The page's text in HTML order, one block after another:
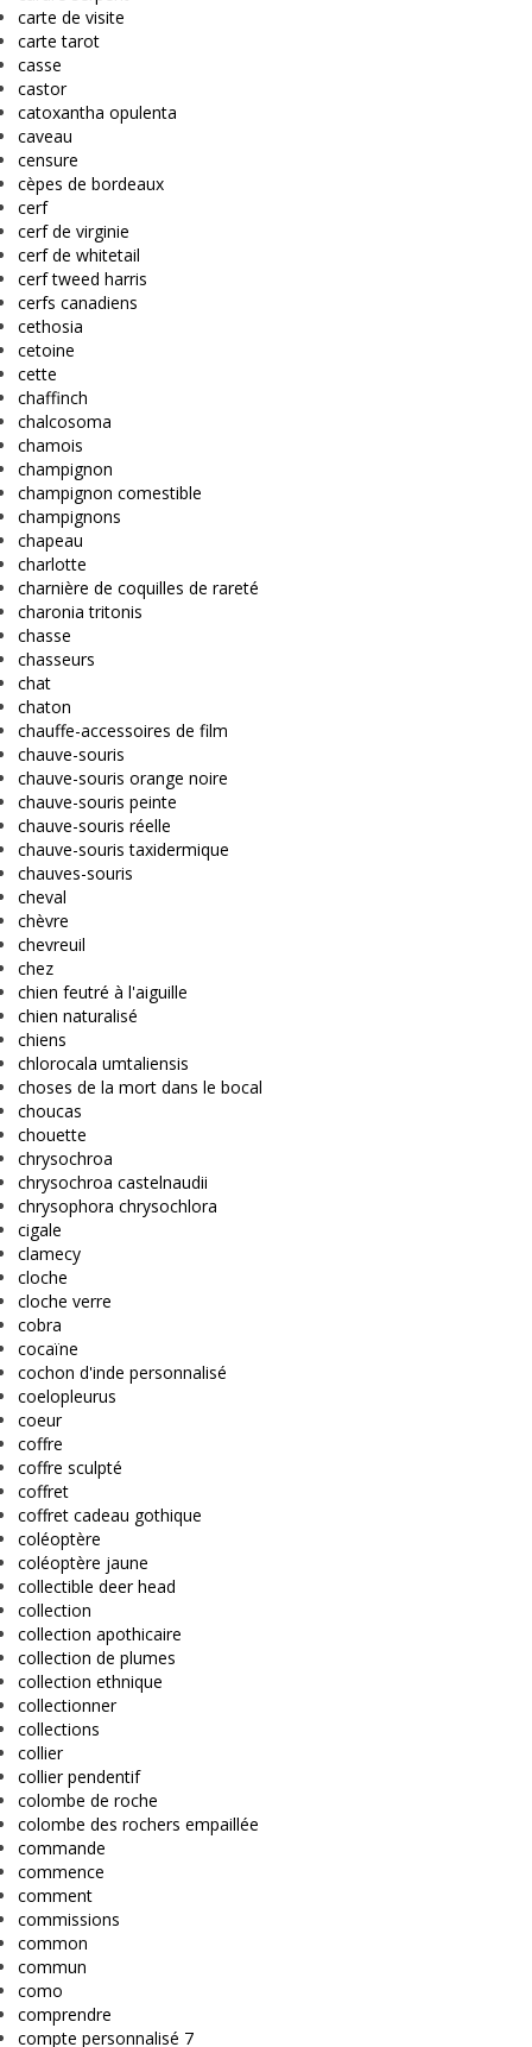
carte de visite
carte tarot
casse
castor
catoxantha opulenta
caveau
censure
cèpes de bordeaux
cerf
cerf de virginie
cerf de whitetail
cerf tweed harris
cerfs canadiens
cethosia
cetoine
cette
chaffinch
chalcosoma
chamois
champignon
champignon comestible
champignons
chapeau
charlotte
charnière de coquilles de rareté
charonia tritonis
chasse
chasseurs
chat
chaton
chauffe-accessoires de film
chauve-souris
chauve-souris orange noire
chauve-souris peinte
chauve-souris réelle
chauve-souris taxidermique
chauves-souris
cheval
chèvre
chevreuil
chez
chien feutré à l'aiguille
chien naturalisé
chiens
chlorocala umtaliensis
choses de la mort dans le bocal
choucas
chouette
chrysochroa
chrysochroa castelnaudii
chrysophora chrysochlora
cigale
clamecy
cloche
cloche verre
cobra
cocaïne
cochon d'inde personnalisé
coelopleurus
coeur
coffre
coffre sculpté
coffret
coffret cadeau gothique
coléoptère
coléoptère jaune
collectible deer head
collection
collection apothicaire
collection de plumes
collection ethnique
collectionner
collections
collier
collier pendentif
colombe de roche
colombe des rochers empaillée
commande
commence
comment
commissions
common
commun
como
comprendre
compte personnalisé 7